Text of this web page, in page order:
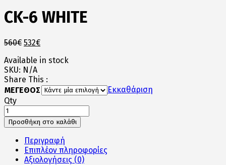
CK-6 WHITE
560€ Original
was:
560€.
532€Η
τιμή
532€.
Available in stock
SKU: N/A
Share This :
ΜΕΓΕΘΟΣ
Εκκαθάριση
Qty
CK-
6
WHITE
ποσότητα
Προσθήκη στο καλάθι
Περιγραφή
Επιπλέον πληροφορίες
Αξιολογήσεις (0)